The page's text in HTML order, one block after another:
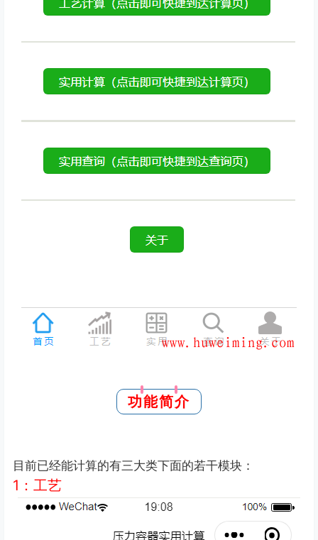
功能简介
目前已经能计算的有三大类下面的若干模块：
1： 工艺